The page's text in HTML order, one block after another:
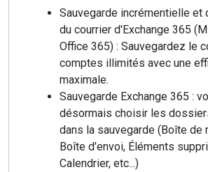
Sauvegarde incrémentielle
du courrier d'Exchange 365
Office 365) : Sauvegardez le
comptes illimités avec une
maximale.
Sauvegarde Exchange 365 :
désormais choisir les
dans la sauvegarde (Boîte de
Boîte d'envoi, Éléments
Calendrier, etc...)